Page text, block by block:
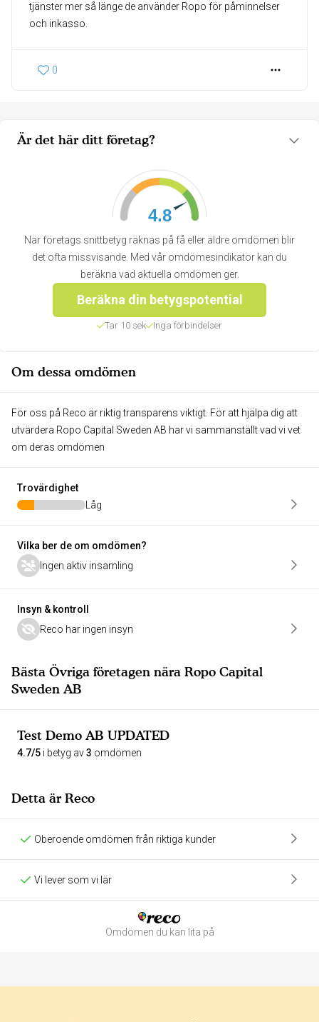
Är det här ditt företag?
4.8
När företags snittbetyg räknas på få eller äldre omdömen blir
det ofta missvisande. Med vår omdömesindikator kan du
beräkna vad aktuella omdömen ger.
Beräkna din betygspotential
Tar 10 sek Inga förbindelser
Om dessa omdömen
För oss på Reco är riktig transparens viktigt. För att hjälpa dig att
utvärdera Ropo Capital Sweden AB har vi sammanställt vad vi vet
om deras omdömen
Trovärdighet
Låg
Vilka ber de om omdömen?
Ingen aktiv insamling
Insyn & kontroll
Reco har ingen insyn
Bästa Övriga företagen nära Ropo Capital
Sweden AB
Test Demo AB UPDATED
4.7/5 i betyg av3 omdömen
Detta är Reco
Oberoende omdömen från riktiga kunder
Vi lever som vi lär
Omdömen du kan lita på
tjänster mer så länge de använder Ropo för påminnelser
och inkasso.
0